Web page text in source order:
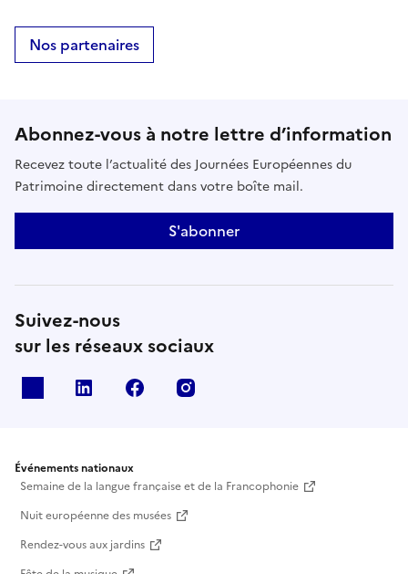
Nos partenaires
Abonnez-vous à notre lettre d’information
Recevez toute l’actualité des Journées Européennes du
Patrimoine directement dans votre boîte mail.
S'abonner
Suivez-nous
sur les réseaux sociaux
Linkedin Facebook
Événements nationaux
Semaine de la langue française et de la Francophonie
Nuit européenne des musées
Rendez-vous aux jardins